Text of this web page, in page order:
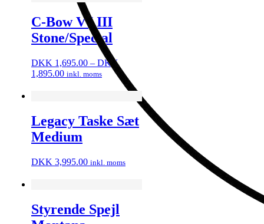
C-Bow V7 III
Stone/Special
DKK 1,695.00 – DKK
1,895.00Prisinterval:
DKK
1,895.00
inkl. moms
Legacy Taske Sæt
Medium
DKK 3,995.00 inkl. moms
Styrende Spejl